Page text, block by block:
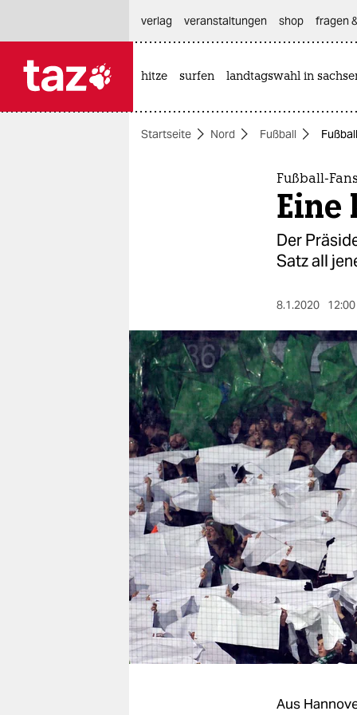
themen
berlin
nord
wahrheit
verlag
verlag
veranstaltungen
shop
fragen & hilfe
unterstützen
abo
verlag
veranstaltungen shop fragen
hitze surfen landtagswahl in
Startseite Nord Fußball
Fußball-
Eine
Der
Satz all
8.1.2020
Aus